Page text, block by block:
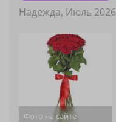
Надежда, Июль 2026
Фото на сайте